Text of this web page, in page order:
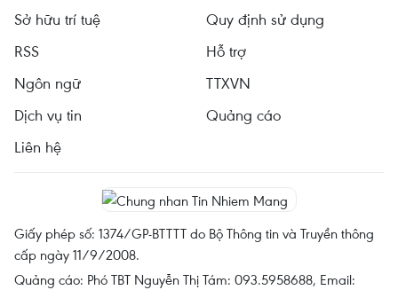
Sở hữu trí tuệ
Quy định sử dụng
RSS
Hỗ trợ
Ngôn ngữ
TTXVN
Dịch vụ tin
Quảng cáo
Liên hệ
Giấy phép số: 1374/GP-BTTTT do Bộ Thông tin và Truyền thông
cấp ngày 11/9/2008.
Quảng cáo: Phó TBT Nguyễn Thị Tám: 093.5958688, Email: